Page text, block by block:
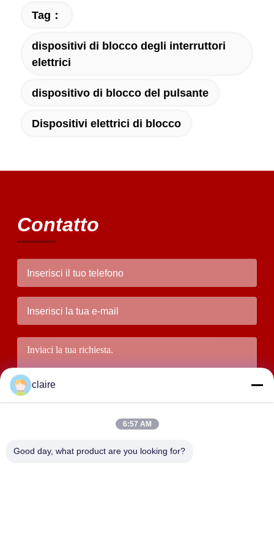
Tag：
dispositivi di blocco degli interruttori
elettrici
dispositivo di blocco del pulsante
Dispositivi elettrici di blocco
Contatto
claire
6:57 AM
Good day, what product are you looking for?